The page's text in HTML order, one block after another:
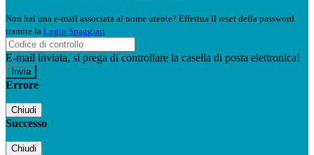
Non hai una e-mail associata al nome utente? Effettua il reset della password
tramite la Login Spaggiari
E-mail inviata, si prega di controllare la casella di posta elettronica!
Errore
Chiudi
Successo
Chiudi